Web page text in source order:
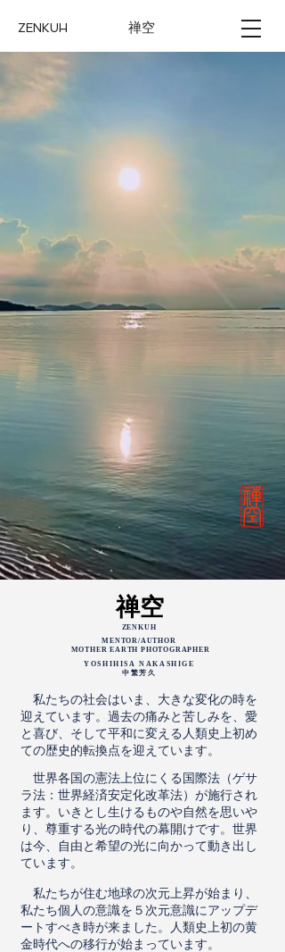
禅空
ZENKUH
禅空
ZENKUH
MENTOR/AUTHOR
MOTHER EARTH PHOTOGRAPHER
YOSHIHISA NAKASHIGE
中繁芳久
私たちの社会はいま、大きな変化の時を
迎 えています。過去の痛みと苦しみを、愛
と喜び、そして平和に変える人類史上初め
ての歴史的転換点を迎えています。
世界各国の憲法上位にくる国際法（ゲサ
ラ法：世界経済安定化改革法）が施行され
ます。いきとし生けるものや自然を思いや
り、尊重する光の時代の幕開けです。世界
は今、自由と希望の光に向かって動き出し
ています。
私たちが住む地球の次元上昇が始まり、
私たち個人の意識を５次元意識にアップデ
ートすべき時が来ました。人類史上初の黄
金時代への移行が始まっています。